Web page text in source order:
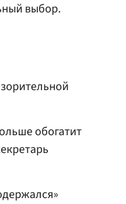
выбор.
обогатит